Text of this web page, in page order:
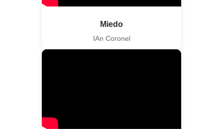
Miedo
IAn Coronel